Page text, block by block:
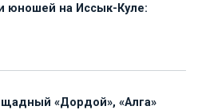
юношей на Иссык-Куле:
«Дордой», «Алга»